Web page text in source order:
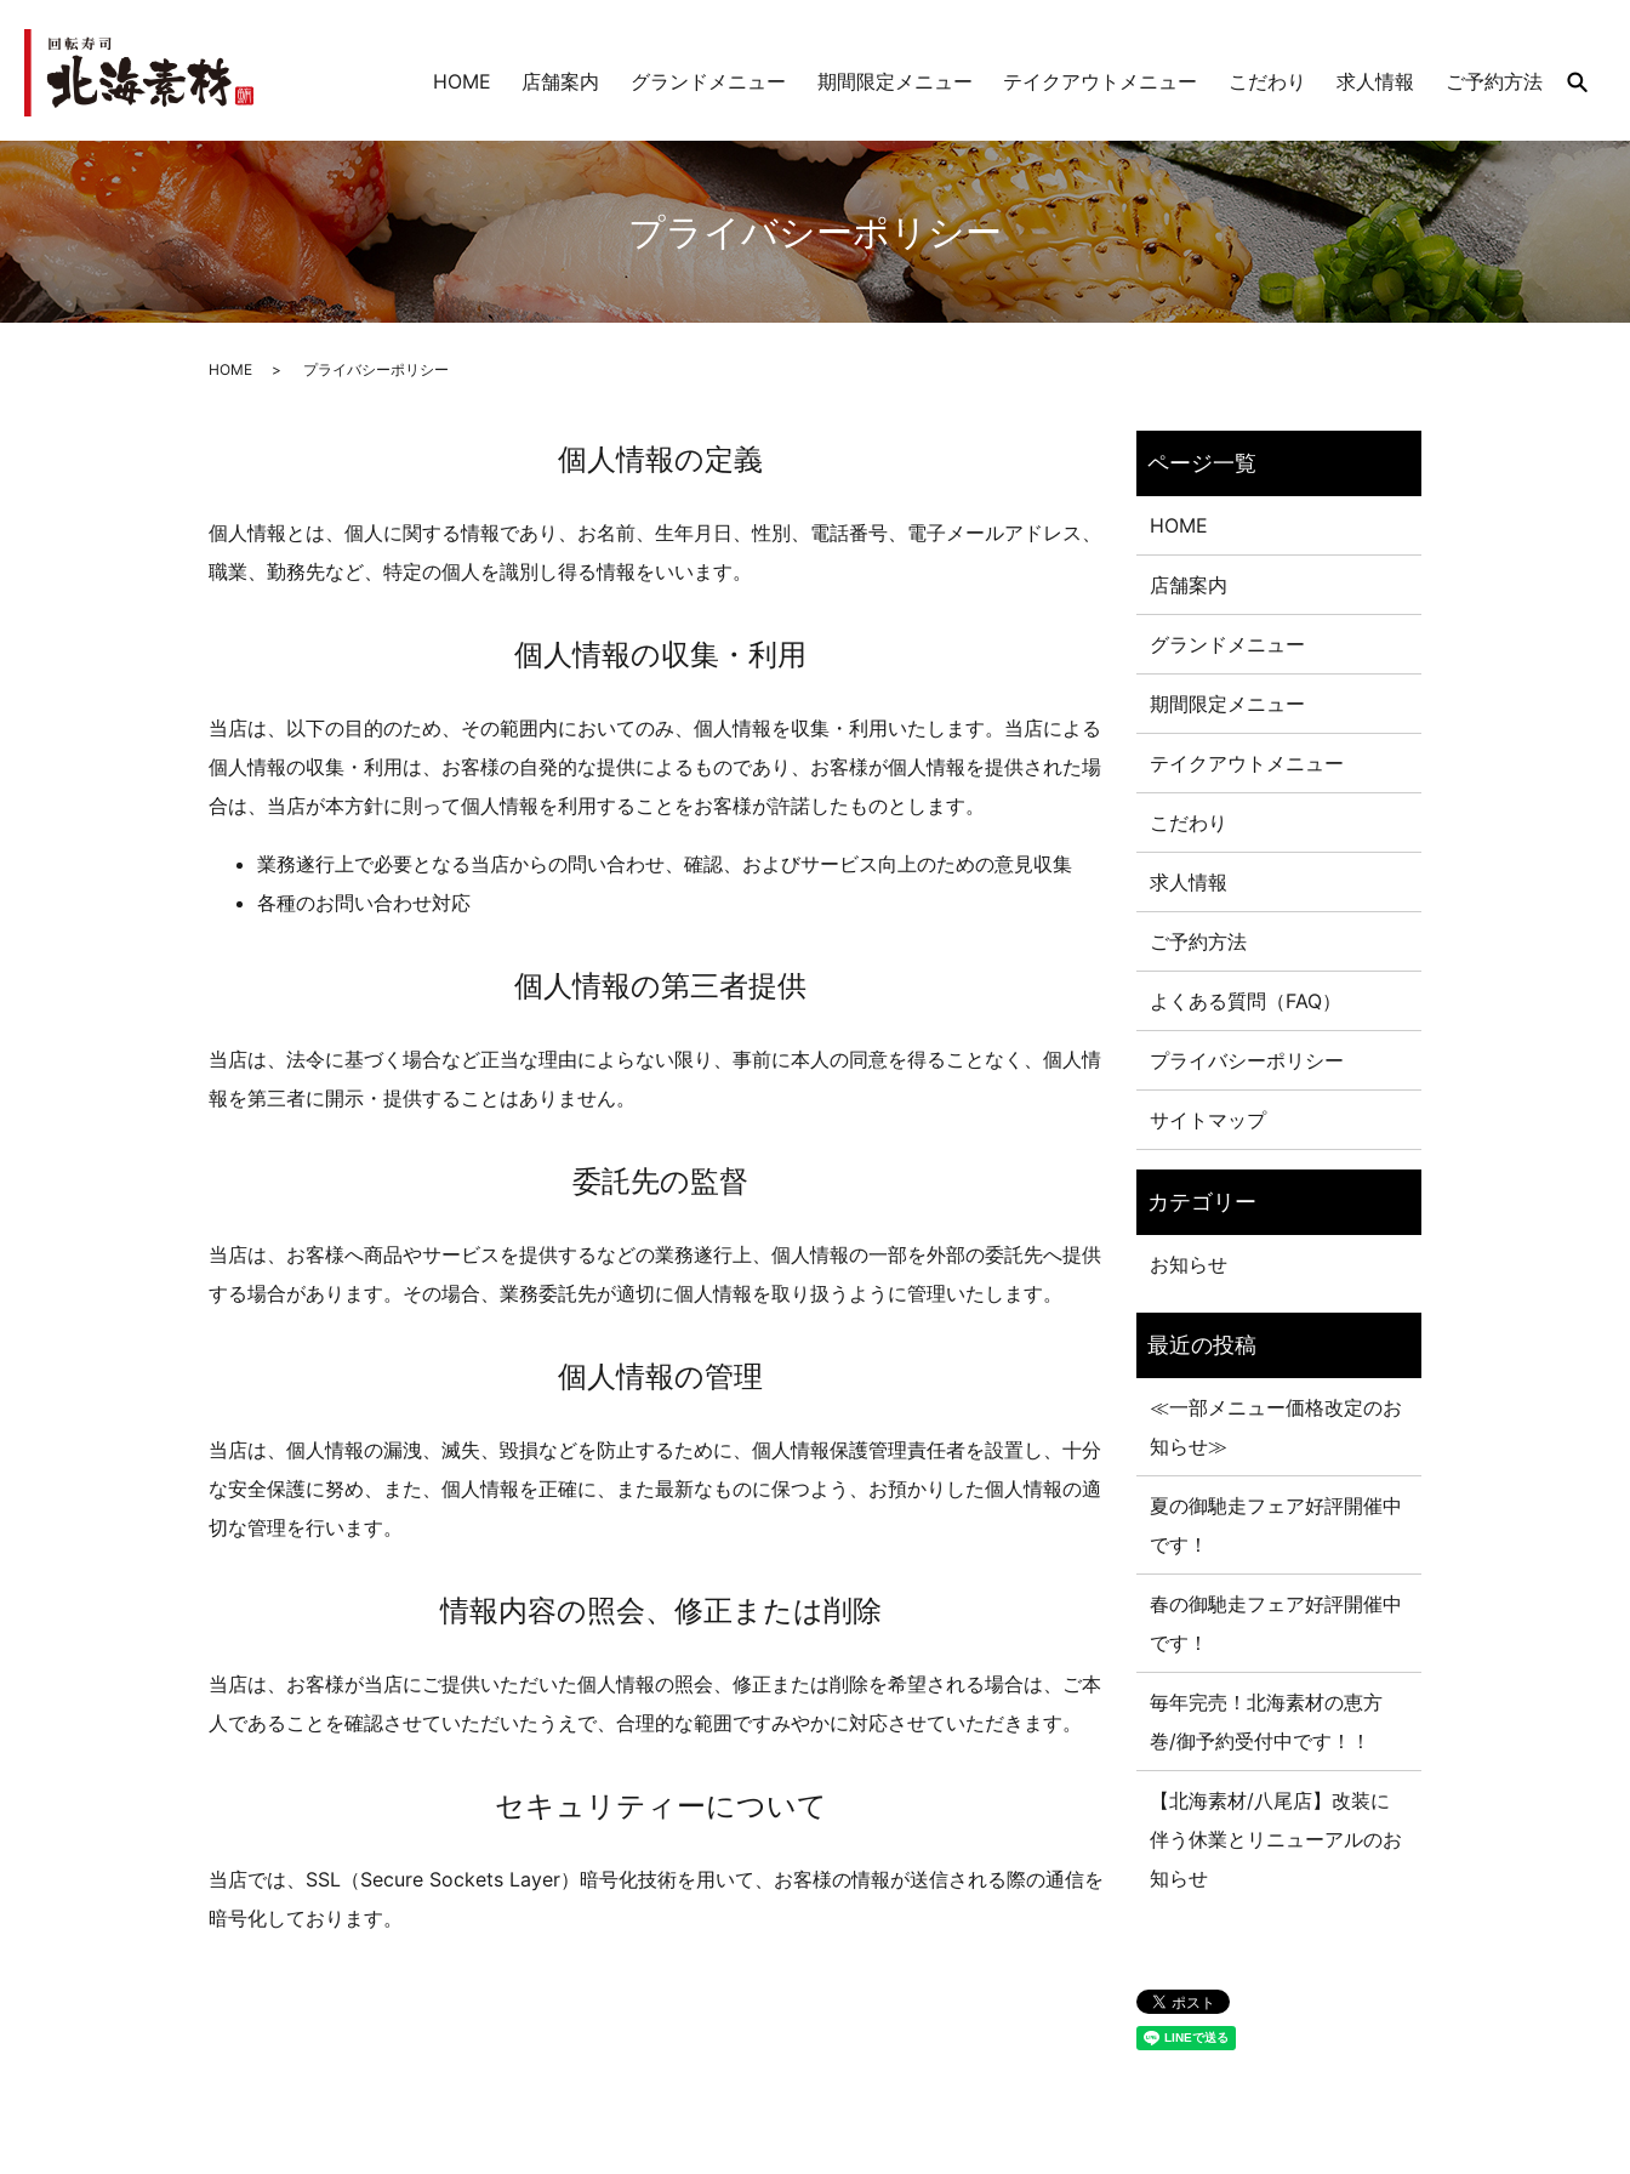
HOME 店舗案内 グランドメニュー 期間限定メニュー テイクアウトメニュー こだわり 求人情報 ご予約方法
プライバシーポリシー
HOME プライバシーポリシー
個人情報の定義
個人情報とは、個人に関する情報であり、お名前、生年月日、性別、電話番号、電子メールアドレス、
職業、勤務先など、特定の個人を識別し得る情報をいいます。
個人情報の収集・利用
当店は、以下の目的のため、その範囲内においてのみ、個人情報を収集・利用いたします。当店による
個人情報の収集・利用は、お客様の自発的な提供によるものであり、お客様が個人情報を提供された場
合は、当店が本方針に則って個人情報を利用することをお客様が許諾したものとします。
業務遂行上で必要となる当店からの問い合わせ、確認、およびサービス向上のための意見収集
各種のお問い合わせ対応
個人情報の第三者提供
当店は、法令に基づく場合など正当な理由によらない限り、事前に本人の同意を得ることなく、個人情
報を第三者に開示・提供することはありません。
委託先の監督
当店は、お客様へ商品やサービスを提供するなどの業務遂行上、個人情報の一部を外部の委託先へ提供
する場合があります。その場合、業務委託先が適切に個人情報を取り扱うように管理いたします。
個人情報の管理
当店は、個人情報の漏洩、滅失、毀損などを防止するために、個人情報保護管理責任者を設置し、十分
な安全保護に努め、また、個人情報を正確に、また最新なものに保つよう、お預かりした個人情報の適
切な管理を行います。
情報内容の照会、修正または削除
当店は、お客様が当店にご提供いただいた個人情報の照会、修正または削除を希望される場合は、ご本
人であることを確認させていただいたうえで、合理的な範囲ですみやかに対応させていただきます。
セキュリティーについて
当店では、SSL（Secure Sockets Layer）暗号化技術を用いて、お客様の情報が送信される際の通信を
暗号化しております。
HOME
店舗案内
グランドメニュー
期間限定メニュー
テイクアウトメニュー
こだわり
求人情報
ご予約方法
よくある質問（FAQ）
プライバシーポリシー
サイトマップ
お知らせ
≪一部メニュー価格改定のお
知らせ≫
夏の御馳走フェア好評開催中
です！
春の御馳走フェア好評開催中
です！
毎年完売！北海素材の恵方
巻/御予約受付中です！！
【北海素材/八尾店】改装に
伴う休業とリニューアルのお
知らせ